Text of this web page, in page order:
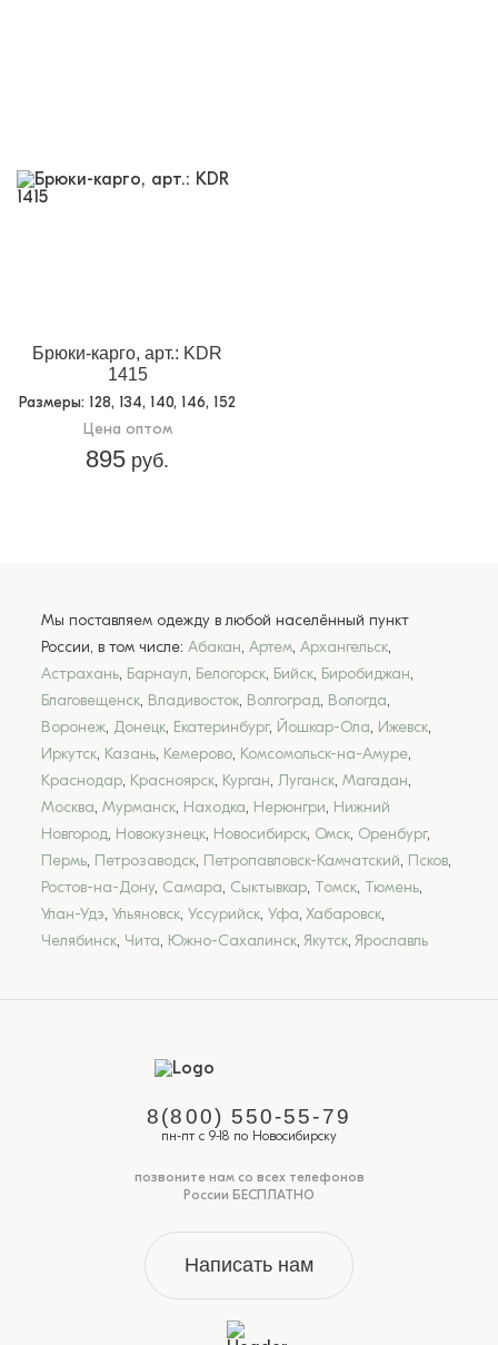
Брюки-карго, арт.: KDR
1415
Размеры: 128, 134, 140, 146, 152
Цена оптом
895 руб.
Мы поставляем одежду в любой населённый пункт
России, в том числе: Абакан, Артем, Архангельск,
Астрахань, Барнаул, Белогорск, Бийск, Биробиджан,
Благовещенск, Владивосток, Волгоград, Вологда,
Воронеж, Донецк, Екатеринбург, Йошкар-Ола, Ижевск,
Иркутск, Казань, Кемерово, Комсомольск-на-Амуре,
Краснодар, Красноярск, Курган, Луганск, Магадан,
Москва, Мурманск, Находка, Нерюнгри, Нижний
Новгород, Новокузнецк, Новосибирск, Омск, Оренбург,
Пермь, Петрозаводск, Петропавловск-Камчатский, Псков,
Ростов-на-Дону, Самара, Сыктывкар, Томск, Тюмень,
Улан-Удэ, Ульяновск, Уссурийск, Уфа, Хабаровск,
Челябинск, Чита, Южно-Сахалинск, Якутск, Ярославль
8(800) 550-55-79
пн-пт с 9-18 по Новосибирску
позвоните нам со всех телефонов
России БЕСПЛАТНО
Написать нам